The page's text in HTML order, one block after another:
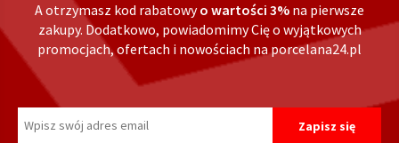
A otrzymasz kod rabatowyo wartości 3% na pierwsze
zakupy. Dodatkowo, powiadomimy Cię o wyjątkowych
promocjach, ofertach i nowościach na porcelana24.pl